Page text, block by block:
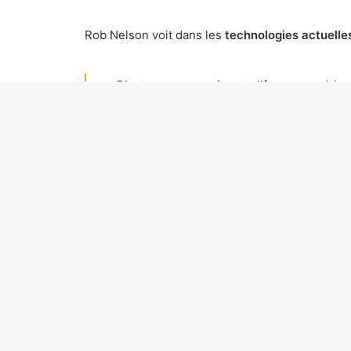
Rob Nelson voit dans les technologies
C’est assez excitant d’être